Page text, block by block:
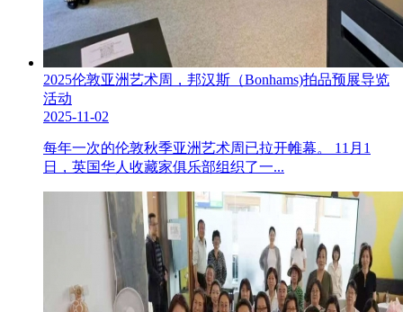
2025伦敦亚洲艺术周，邦汉斯（Bonhams)拍品预展导览
活动
2025-11-02
每年一次的伦敦秋季亚洲艺术周已拉开帷幕。 11月1
日，英国华人收藏家俱乐部组织了一...